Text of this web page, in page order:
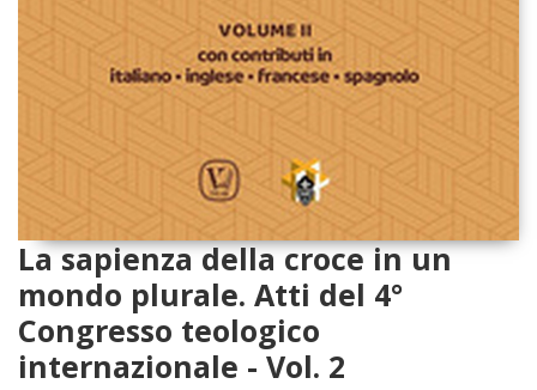
La sapienza della croce in un
mondo plurale. Atti del 4°
Congresso teologico
internazionale - Vol. 2